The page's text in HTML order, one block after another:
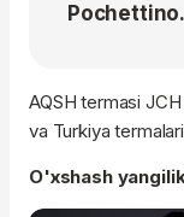
Pochettino.
AQSH termasi
va Turkiya
O'xshash